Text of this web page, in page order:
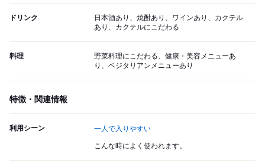
ドリンク
日本酒あり、焼酎あり、ワインあり、カクテル
あり、カクテルにこだわる
料理
野菜料理にこだわる、健康・美容メニューあ
り、ベジタリアンメニューあり
特徴・関連情報
利用シーン 一人で入りやすい
こんな時によく使われます。